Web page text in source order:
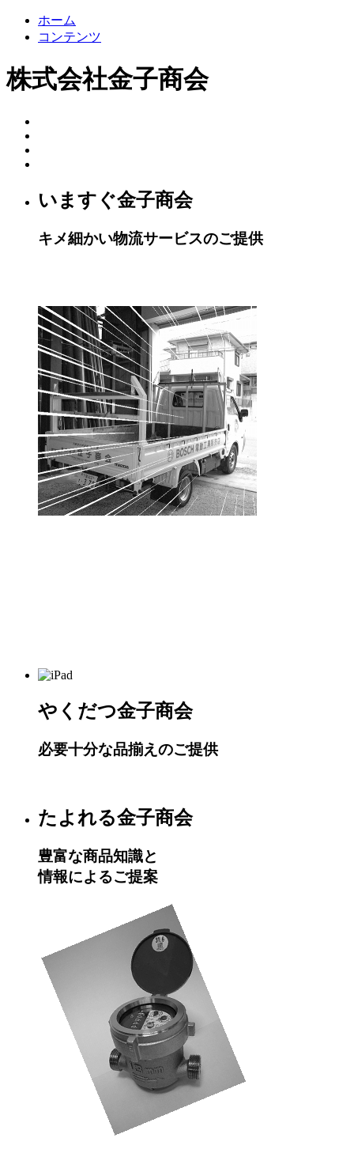
ホーム
コンテンツ
株式会社金子商会
いますぐ金子商会
キメ細かい物流サービスのご提供
やくだつ金子商会
必要十分な品揃えのご提供
たよれる金子商会
豊富な商品知識と
情報によるご提案